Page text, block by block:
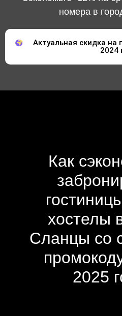
номера в
Актуальная скидка на
2024
Как
хостелы
Сланцы со
2025